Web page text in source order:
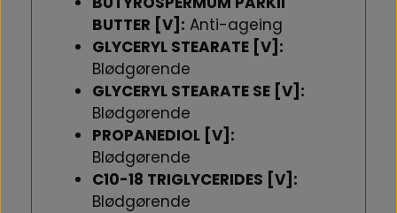
BUTTER [V]: Anti-ageing
GLYCERYL STEARATE [V]:
Blødgørende
GLYCERYL STEARATE SE [V]:
Blødgørende
PROPANEDIOL [V]:
Blødgørende
C10-18 TRIGLYCERIDES [V]:
Blødgørende